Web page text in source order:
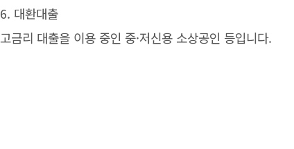
6. 대환대출
고금리 대출을 이용 중인 중·저신용 소상공인 등입니다.